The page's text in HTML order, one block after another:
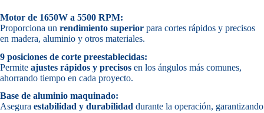
Motor de 1650W a 5500 RPM:
Proporciona un rendimiento superior para cortes rápidos y precisos
en madera, aluminio y otros materiales.
9 posiciones de corte preestablecidas:
Permite ajustes rápidos y precisos en los ángulos más comunes,
ahorrando tiempo en cada proyecto.
Base de aluminio maquinado:
Asegura estabilidad y durabilidad durante la operación, garantizando